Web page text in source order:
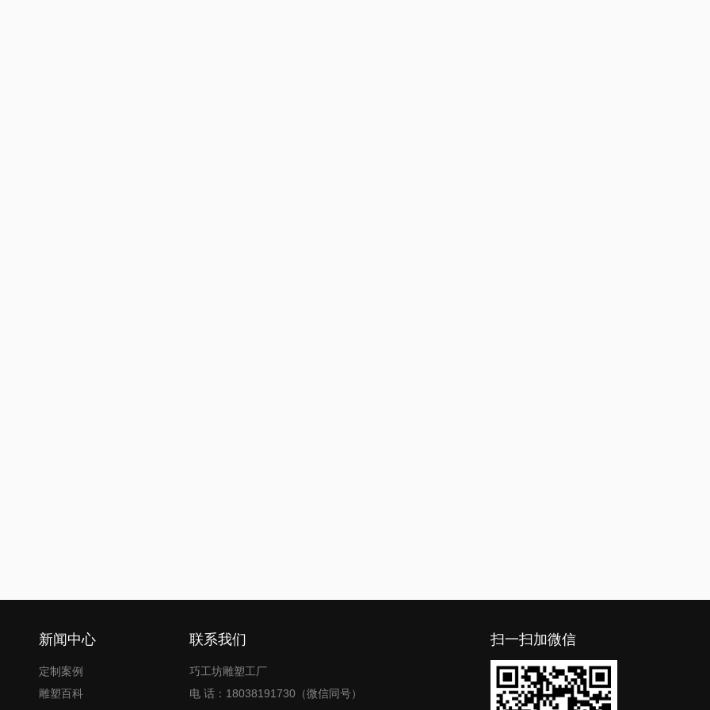
新闻中心
定制案例
雕塑百科
联系我们
巧工坊雕塑工厂
电 话：18038191730（微信同号）
扫一扫加微信